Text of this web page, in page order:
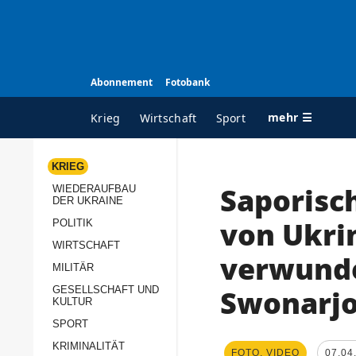
Abonnement Fotobank
Krieg Wirtschaft Sport mehr ☰
ALLE RUBRIKEN
Wiederaufbau der
Politik
Militär
KRIEG
WIEDERAUFBAU
DER UKRAINE
POLITIK
WIRTSCHAFT
MILITÄR
GESELLSCHAFT UND
KULTUR
SPORT
KRIMINALITÄT
von
FOTO, VIDEO